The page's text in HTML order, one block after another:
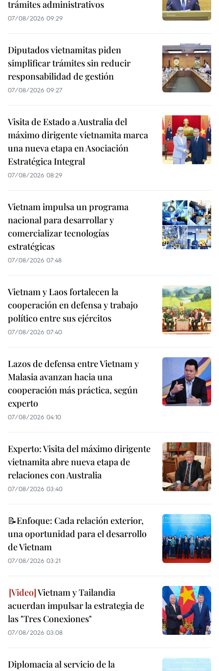
trámites administrativos
07/08/2026 09:29
Diputados vietnamitas piden
simplificar trámites sin reducir
responsabilidad de gestión
07/08/2026 09:27
Visita de Estado a Australia del
máximo dirigente vietnamita marca
una nueva etapa en Asociación
Estratégica Integral
07/08/2026 08:29
Vietnam impulsa un programa
nacional para desarrollar y
comercializar tecnologías
estratégicas
07/08/2026 07:48
Vietnam y Laos fortalecen la
cooperación en defensa y trabajo
político entre sus ejércitos
07/08/2026 07:40
Lazos de defensa entre Vietnam y
Malasia avanzan hacia una
cooperación más práctica, según
experto
07/08/2026 04:10
Experto: Visita del máximo dirigente
vietnamita abre nueva etapa de
relaciones con Australia
07/08/2026 03:40
📝Enfoque: Cada relación exterior,
una oportunidad para el desarrollo
de Vietnam
07/08/2026 03:21
Vietnam y Tailandia
acuerdan impulsar la estrategia de
las "Tres Conexiones"
07/08/2026 03:08
Diplomacia al servicio de la